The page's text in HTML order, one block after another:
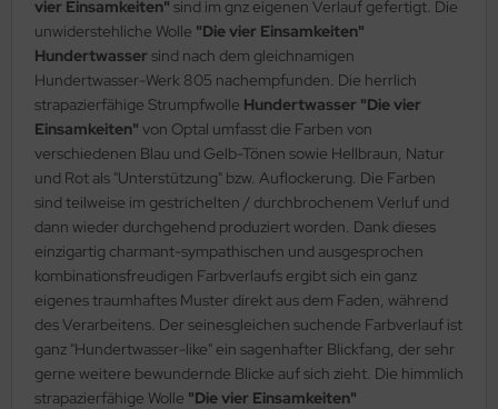
vier Einsamkeiten" sind im gnz eigenen Verlauf gefertigt. Die
unwiderstehliche Wolle "Die vier Einsamkeiten"
Hundertwasser sind nach dem gleichnamigen
Hundertwasser-Werk 805 nachempfunden. Die herrlich
strapazierfähige Strumpfwolle Hundertwasser "Die vier
Einsamkeiten" von Optal umfasst die Farben von
verschiedenen Blau und Gelb-Tönen sowie Hellbraun, Natur
und Rot als "Unterstützung" bzw. Auflockerung. Die Farben
sind teilweise im gestrichelten / durchbrochenem Verluf und
dann wieder durchgehend produziert worden. Dank dieses
einzigartig charmant-sympathischen und ausgesprochen
kombinationsfreudigen Farbverlaufs ergibt sich ein ganz
eigenes traumhaftes Muster direkt aus dem Faden, während
des Verarbeitens. Der seinesgleichen suchende Farbverlauf ist
ganz "Hundertwasser-like" ein sagenhafter Blickfang, der sehr
gerne weitere bewundernde Blicke auf sich zieht. Die himmlich
strapazierfähige Wolle "Die vier Einsamkeiten"